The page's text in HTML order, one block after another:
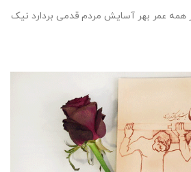
همه عمر بهر آسایش مردم قدمی بردارد نیک